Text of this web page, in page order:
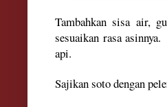
Tambahkan sisa air,
sesuaikan rasa
api.
Sajikan soto dengan